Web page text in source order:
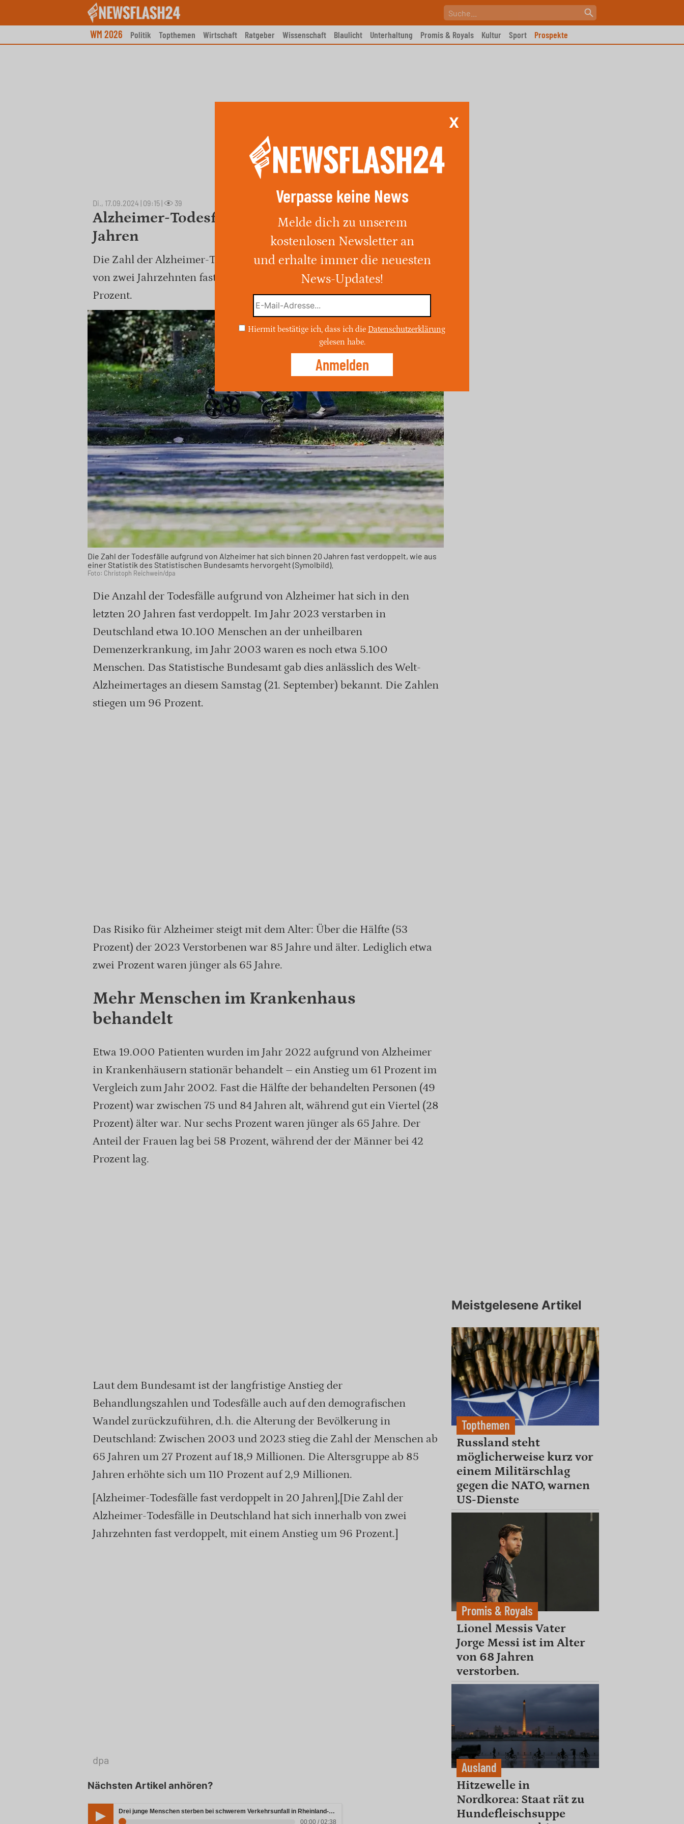
WM 2026 Politik Topthemen Wirtschaft Ratgeber Wissenschaft Blaulicht Unterhaltung Promis & Royals Kultur Sport Prospekte
Di., 17.09.2024 | 09:15 39
Alzheimer-Todesfälle fast verdoppelt in 20
Jahren
Die Zahl der Alzheimer-Todesfälle in Deutschland hat sich innerhalb
von zwei Jahrzehnten fast verdoppelt, mit einem Anstieg um 96
Prozent.
Die Zahl der Todesfälle aufgrund von Alzheimer hat sich binnen 20 Jahren fast verdoppelt, wie aus
einer Statistik des Statistischen Bundesamts hervorgeht (Symolbild).
Foto: Christoph Reichwein/dpa
Die Anzahl der Todesfälle aufgrund von Alzheimer hat sich in den
letzten 20 Jahren fast verdoppelt. Im Jahr 2023 verstarben in
Deutschland etwa 10.100 Menschen an der unheilbaren
Demenzerkrankung, im Jahr 2003 waren es noch etwa 5.100
Menschen. Das Statistische Bundesamt gab dies anlässlich des Welt-
Alzheimertages an diesem Samstag (21. September) bekannt. Die Zahlen
stiegen um 96 Prozent.
Das Risiko für Alzheimer steigt mit dem Alter: Über die Hälfte (53
Prozent) der 2023 Verstorbenen war 85 Jahre und älter. Lediglich etwa
zwei Prozent waren jünger als 65 Jahre.
Mehr Menschen im Krankenhaus
behandelt
Etwa 19.000 Patienten wurden im Jahr 2022 aufgrund von Alzheimer
in Krankenhäusern stationär behandelt – ein Anstieg um 61 Prozent im
Vergleich zum Jahr 2002. Fast die Hälfte der behandelten Personen (49
Prozent) war zwischen 75 und 84 Jahren alt, während gut ein Viertel (28
Prozent) älter war. Nur sechs Prozent waren jünger als 65 Jahre. Der
Anteil der Frauen lag bei 58 Prozent, während der der Männer bei 42
Prozent lag.
Laut dem Bundesamt ist der langfristige Anstieg der
Behandlungszahlen und Todesfälle auch auf den demografischen
Wandel zurückzuführen, d.h. die Alterung der Bevölkerung in
Deutschland: Zwischen 2003 und 2023 stieg die Zahl der Menschen ab
65 Jahren um 27 Prozent auf 18,9 Millionen. Die Altersgruppe ab 85
Jahren erhöhte sich um 110 Prozent auf 2,9 Millionen.
[Alzheimer-Todesfälle fast verdoppelt in 20 Jahren],[Die Zahl der
Alzheimer-Todesfälle in Deutschland hat sich innerhalb von zwei
Jahrzehnten fast verdoppelt, mit einem Anstieg um 96 Prozent.]
dpa
Nächsten Artikel anhören?
Drei junge Menschen sterben bei schwerem Verkehrsunfall in Rheinland-Pfalz
00:00 / 02:38
Meistgelesene Artikel
Topthemen
Russland steht
möglicherweise kurz vor
einem Militärschlag
gegen die NATO, warnen
US-Dienste
Promis & Royals
Lionel Messis Vater
Jorge Messi ist im Alter
von 68 Jahren
verstorben.
Ausland
Hitzewelle in
Nordkorea: Staat rät zu
Hundefleischsuppe
X
Verpasse keine News
Melde dich zu unserem
kostenlosen Newsletter an
und erhalte immer die neuesten
News-Updates!
Hiermit bestätige ich, dass ich die Datenschutzerklärung
gelesen habe.